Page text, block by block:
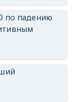
по падению